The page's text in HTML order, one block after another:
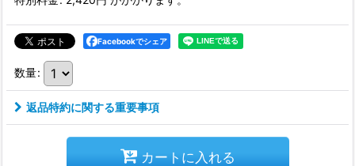
Facebookでシェア
数量:
返品特約に関する重要事項
カートに入れる